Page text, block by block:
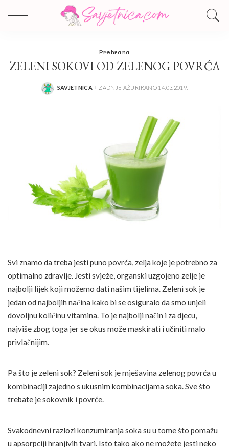
Prehrana
ZELENI SOKOVI OD ZELENOG POVRĆA
POSTED
SAVJETNICA ZADNJE AŽURIRANO 14.03.2019.
Svi znamo da treba jesti puno povrća, zelja koje je potrebno za
optimalno zdravlje. Jesti svježe, organski uzgojeno zelje je
najbolji lijek koji možemo dati našim tijelima. Zeleni sok je
jedan od najboljih načina kako bi se osiguralo da smo unjeli
dovoljnu količinu vitamina. To je najbolji način i za djecu,
najviše zbog toga jer se okus može maskirati i učiniti malo
privlačnijim.
Pa što je zeleni sok? Zeleni sok je mješavina zelenog povrća u
kombinaciji zajedno s ukusnim kombinacijama soka. Sve što
trebate je sokovnik i povrće.
Svakodnevni razlozi konzumiranja soka su u tome što pomažu
u apsorpciji hranjivih tvari. Isto tako ako ne možete jesti neko